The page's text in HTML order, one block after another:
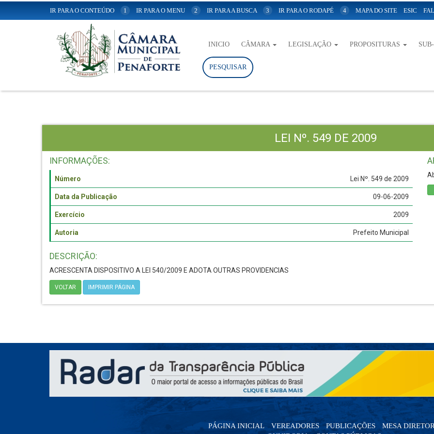
IR PARA O CONTEÚDO 1 IR PARA O MENU 2 IR PARA A BUSCA 3 IR PARA O RODAPÉ 4 MAPA DO SITE ESIC
INICIO CÂMARA LEGISLAÇÃO PROPOSITURAS
PESQUISAR
LEI Nº. 549 DE 2009
INFORMAÇÕES:
Número Lei Nº. 549 de 2009
Data da Publicação 09-06-2009
Exercício 2009
Autoria Prefeito Municipal
DESCRIÇÃO:
ACRESCENTA DISPOSITIVO A LEI 540/2009 E ADOTA OUTRAS PROVIDENCIAS
VOLTAR IMPRIMIR PÁGINA
PÁGINA INICIAL VEREADORES PUBLICAÇÕES
MESA